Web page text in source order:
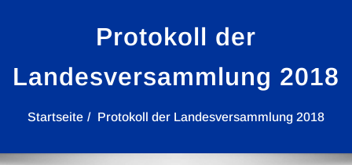
Protokoll der
Landesversammlung 2018
Startseite Protokoll der Landesversammlung 2018